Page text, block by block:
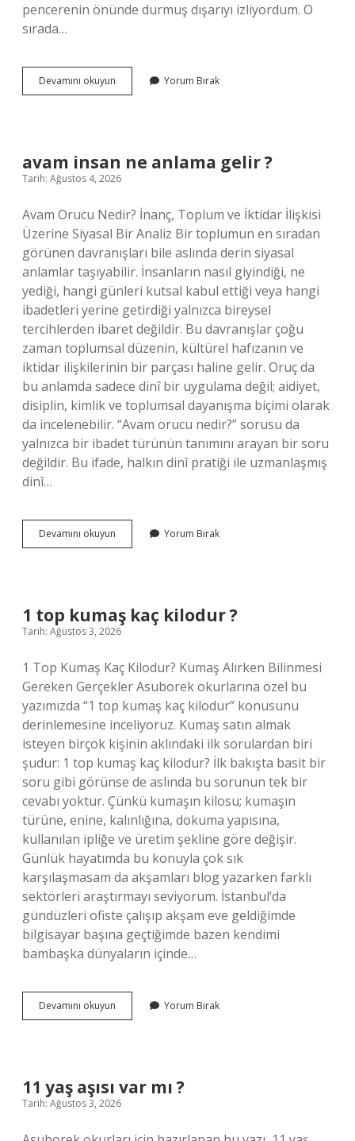
pencerenin önünde durmuş dışarıyı izliyordum. O
sırada…
Devamını okuyun Kargalar
günde
?
Yorum Bırak
avam insan ne anlama gelir ?
Tarih: Ağustos 4, 2026
Avam Orucu Nedir? İnanç, Toplum ve İktidar İlişkisi
Üzerine Siyasal Bir Analiz Bir toplumun en sıradan
görünen davranışları bile aslında derin siyasal
anlamlar taşıyabilir. İnsanların nasıl giyindiği, ne
yediği, hangi günleri kutsal kabul ettiği veya hangi
ibadetleri yerine getirdiği yalnızca bireysel
tercihlerden ibaret değildir. Bu davranışlar çoğu
zaman toplumsal düzenin, kültürel hafızanın ve
iktidar ilişkilerinin bir parçası haline gelir. Oruç da
bu anlamda sadece dinî bir uygulama değil; aidiyet,
disiplin, kimlik ve toplumsal dayanışma biçimi olarak
da incelenebilir. “Avam orucu nedir?” sorusu da
yalnızca bir ibadet türünün tanımını arayan bir soru
değildir. Bu ifade, halkın dinî pratiği ile uzmanlaşmış
dinî…
Devamını okuyun
insan
Yorum Bırak
1 top kumaş kaç kilodur ?
Tarih: Ağustos 3, 2026
1 Top Kumaş Kaç Kilodur? Kumaş Alırken Bilinmesi
Gereken Gerçekler Asuborek okurlarına özel bu
yazımızda “1 top kumaş kaç kilodur” konusunu
derinlemesine inceliyoruz. Kumaş satın almak
isteyen birçok kişinin aklındaki ilk sorulardan biri
şudur: 1 top kumaş kaç kilodur? İlk bakışta basit bir
soru gibi görünse de aslında bu sorunun tek bir
cevabı yoktur. Çünkü kumaşın kilosu; kumaşın
türüne, enine, kalınlığına, dokuma yapısına,
kullanılan ipliğe ve üretim şekline göre değişir.
Günlük hayatımda bu konuyla çok sık
karşılaşmasam da akşamları blog yazarken farklı
sektörleri araştırmayı seviyorum. İstanbul’da
gündüzleri ofiste çalışıp akşam eve geldiğimde
bilgisayar başına geçtiğimde bazen kendimi
bambaşka dünyaların içinde…
Devamını okuyun
top
Yorum Bırak
11 yaş aşısı var mı ?
Tarih: Ağustos 3, 2026